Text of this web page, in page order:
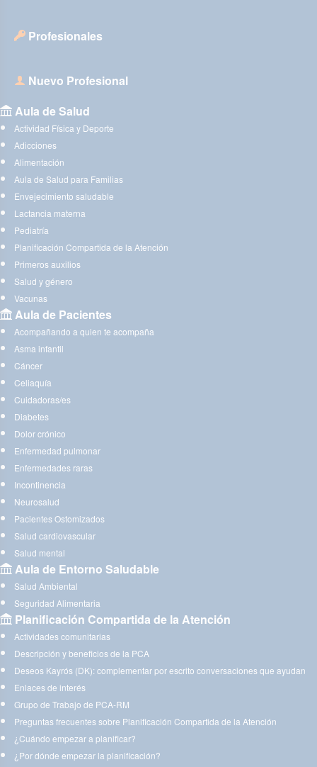
Profesionales
Nuevo Profesional
Aula de Salud
Actividad Física y Deporte
Adicciones
Alimentación
Aula de Salud para Familias
Envejecimiento saludable
Lactancia materna
Pediatría
Planificación Compartida de la Atención
Primeros auxilios
Salud y género
Vacunas
Aula de Pacientes
Acompañando a quien te acompaña
Asma infantil
Cáncer
Celiaquía
Cuidadoras/es
Diabetes
Dolor crónico
Enfermedad pulmonar
Enfermedades raras
Incontinencia
Neurosalud
Pacientes Ostomizados
Salud cardiovascular
Salud mental
Aula de Entorno Saludable
Salud Ambiental
Seguridad Alimentaria
Planificación Compartida de la Atención
Actividades comunitarias
Descripción y beneficios de la PCA
Deseos Kayrós (DK): complementar por escrito conversaciones que ayudan
Enlaces de interés
Grupo de Trabajo de PCA-RM
Preguntas frecuentes sobre Planificación Compartida de la Atención
¿Cuándo empezar a planificar?
¿Por dónde empezar la planificación?